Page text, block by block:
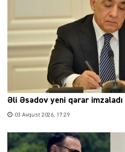
Əli Əsədov yeni qərar imzaladı
03 Avqust 2026, 17:29